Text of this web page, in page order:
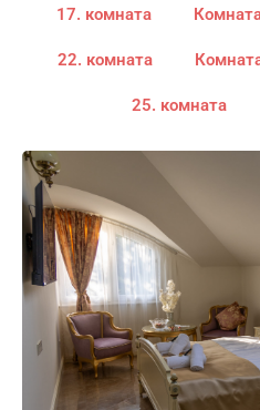
17. комната
22. комната
25. комната